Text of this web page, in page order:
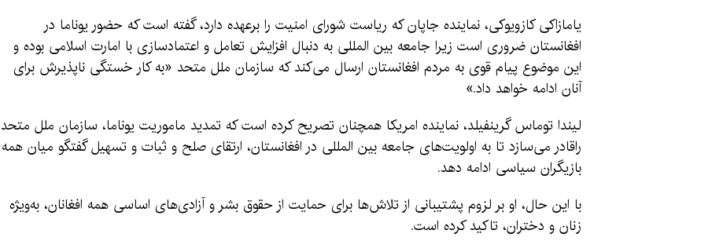
یامازاکی کازویوکی، نماینده جاپان که ریاست شورای امنیت را برعهده دارد، گفته است که حضور یوناما در
افغانستان ضروری است زیرا جامعه بین المللی به دنبال افزایش تعامل و اعتمادسازی با امارت اسلامی بوده و
این موضوع پیام قوی به مردم افغانستان ارسال می‌کند که سازمان ملل متحد «به کار خستگی ناپذیرش برای
آنان ادامه خواهد داد.»
لیندا توماس گرینفیلد، نماینده امریکا همچنان تصریح کرده است که تمدید ماموریت یوناما، سازمان ملل متحد
راقادر می‌سازد تا به اولویت‌های جامعه بین المللی در افغانستان، ارتقای صلح و ثبات و تسهیل گفتگو میان همه
بازیگران سیاسی ادامه دهد.
با این حال، او بر لزوم پشتیبانی از تلاش‌ها برای حمایت از حقوق بشر و آزادی‌های اساسی همه افغانان، به‌ویژه
زنان و دختران، تاکید کرده است.